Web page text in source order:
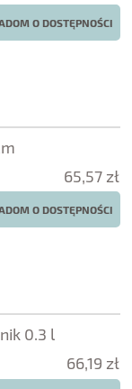
O DOSTĘPNOŚCI
65,57 zł
O DOSTĘPNOŚCI
0.3 l
66,19 zł